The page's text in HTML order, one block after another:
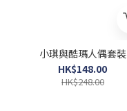
小琪與酷瑪人偶套裝
HK$148.00
HK$248.00